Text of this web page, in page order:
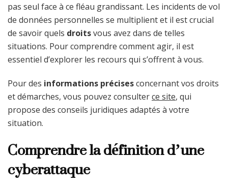
pas seul face à ce fléau grandissant. Les incidents de vol
de données personnelles se multiplient et il est crucial
de savoir quels droitsvous avez dans de telles
situations. Pour comprendre comment agir, il est
essentiel d’explorer les recours qui s’offrent à vous.
Pour des informations précisesconcernant vos droits
et démarches, vous pouvez consulterce site, qui
propose des conseils juridiques adaptés à votre
situation.
Comprendre la définition d’une
cyberattaque